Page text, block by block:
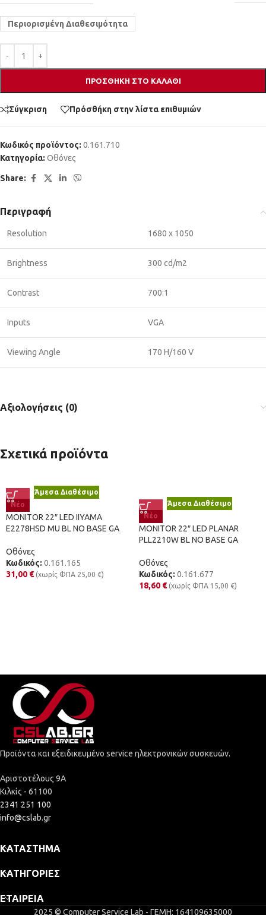
Περιορισμένη Διαθεσιμότητα
ΠΡΟΣΘΉΚΗ ΣΤΟ ΚΑΛΆΘΙ
Σύγκριση Πρόσθήκη στην λίστα επιθυμιών
Κωδικός προϊόντος: 0.161.710
Κατηγορία: Οθόνες
Share:
Περιγραφή
Resolution 1680 x 1050
Brightness 300 cd/m2
Contrast 700:1
Inputs VGA
Viewing Angle 170 H/160 V
Αξιολογήσεις (0)
Σχετικά προϊόντα
Άμεσα Διαθέσιμο
Νέο
MONITOR 22″ LED IIYAMA
E2278HSD MU BL NO BASE GA
Οθόνες
Κωδικός: 0.161.165
31,00 € (χωρίς ΦΠΑ 25,00 €)
Άμεσα Διαθέσιμο
Νέο
MONITOR 22″ LED PLANAR
PLL2210W BL NO BASE GA
Οθόνες
Κωδικός: 0.161.677
18,60 € (χωρίς ΦΠΑ 15,00 €)
Προϊόντα και εξειδικευμένο service ηλεκτρονικών συσκευών.
Αριστοτέλους 9Α
Κιλκίς - 61100
2341 251 100
info@cslab.gr
ΚΑΤΆΣΤΗΜΑ
ΚΑΤΗΓΟΡΊΕΣ
ΕΤΑΙΡΕΊΑ
2025 © Computer Service Lab - ΓΕΜΗ: 164109635000